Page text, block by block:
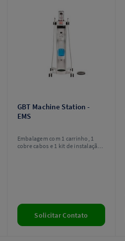
GBT Machine Station -
EMS
Embalagem com 1 carrinho, 1
cobre cabos e 1 kit de instalação.
Solicitar Contato